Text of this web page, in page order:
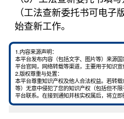
（工法查新委托书可电子
始查新工作。
1.内容来源声明：
本平台发布内容（包括文字、图片等）来源
平台官网，网络转载等渠道，主要用于知识宣
2.版权尊重与处置：
本平台尊重知识产权及他人合法权益。若转
等）无意中侵犯了您的知识产权（包括但不
平台联系。在接到通知并核实权属后，将立即